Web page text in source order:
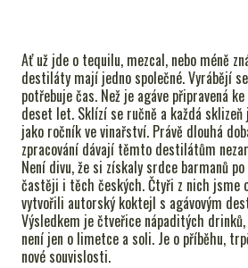
Ať už jde o tequilu, mezcal, nebo méně
destiláty mají jedno společné. Vyrábějí
potřebuje čas. Než je agáve připravená
deset let. Sklízí se ručně a každá sklizeň
jako ročník ve vinařství. Právě dlouhá
zpracování dávají těmto destilátům
Není divu, že si získaly srdce barmanů
častěji i těch českých. Čtyři z nich jsme
vytvořili autorský koktejl s agávovým
Výsledkem je čtveřice nápaditých
není jen o limetce a soli. Je o příběhu,
nové souvislosti.